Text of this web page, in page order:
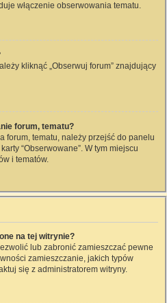
włączenie obserwowania tematu.
kliknąć „Obserwuj forum” znajdujący
forum, tematu?
forum, tematu, należy przejść do panelu
“Obserwowane”. W tym miejscu
i tematów.
na tej witrynie?
lub zabronić zamieszczać pewne
zamieszczanie, jakich typów
się z administratorem witryny.